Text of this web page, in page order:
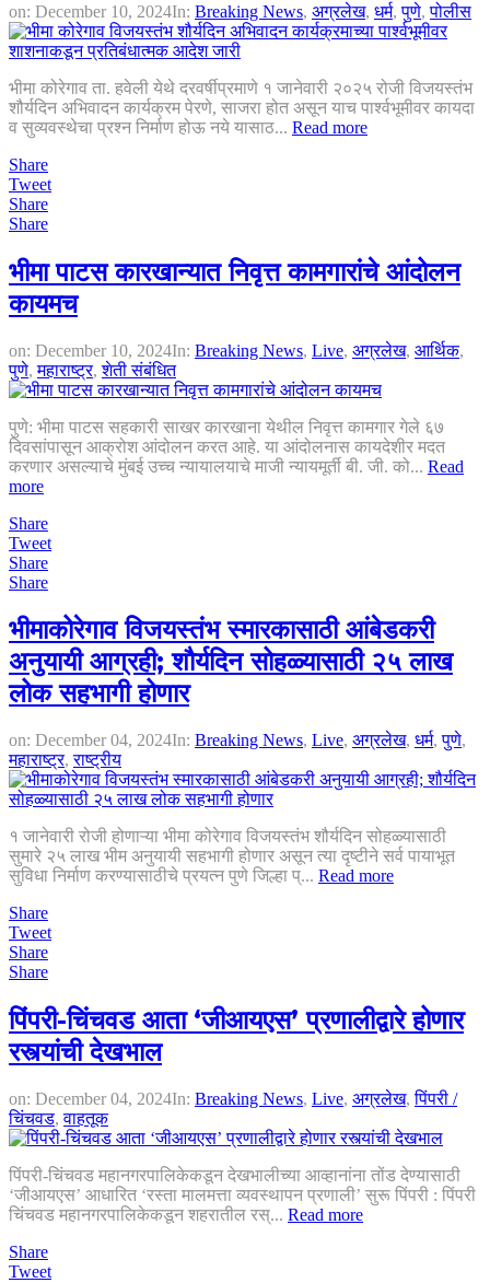
on: December 10, 2024In: Breaking News, अग्रलेख, धर्म,पुणे,पोलीस
भीमा कोरेगाव ता. हवेली येथे दरवर्षीप्रमाणे १ जानेवारी २०२५ रोजी विजयस्तंभ
शौर्यदिन अभिवादन कार्यक्रम पेरणे, साजरा होत असून याच पार्श्वभूमीवर कायदा
व सुव्यवस्थेचा प्रश्न निर्माण होऊ नये यासाठ... Read more
Share
Tweet
Share
Share
भीमा पाटस कारखान्यात निवृत्त कामगारांचे आंदोलन
कायमच
on: December 10, 2024In: Breaking News, Live, अग्रलेख, आर्थिक,
पुणे,महाराष्ट्र,शेती संबंधित
पुणे: भीमा पाटस सहकारी साखर कारखाना येथील निवृत्त कामगार गेले ६७
दिवसांपासून आक्रोश आंदोलन करत आहे. या आंदोलनास कायदेशीर मदत
करणार असल्याचे मुंबई उच्च न्यायालयाचे माजी न्यायमूर्ती बी. जी. को... Read
more
Share
Tweet
Share
Share
भीमाकोरेगाव विजयस्तंभ स्मारकासाठी आंबेडकरी
अनुयायी आग्रही; शौर्यदिन सोहळ्यासाठी २५ लाख
लोक सहभागी होणार
on: December 04, 2024In: Breaking News, Live, अग्रलेख, धर्म,पुणे,
महाराष्ट्र,राष्ट्रीय
१ जानेवारी रोजी होणाऱ्या भीमा कोरेगाव विजयस्तंभ शौर्यदिन सोहळ्यासाठी
सुमारे २५ लाख भीम अनुयायी सहभागी होणार असून त्या दृष्टीने सर्व पायाभूत
सुविधा निर्माण करण्यासाठीचे प्रयत्न पुणे जिल्हा प्... Read more
Share
Tweet
Share
Share
पिंपरी-चिंचवड आता ‘जीआयएस’ प्रणालीद्वारे होणार
रस्त्यांची देखभाल
on: December 04, 2024In: Breaking News, Live, अग्रलेख,पिंपरी /
चिंचवड,वाहतूक
पिंपरी-चिंचवड महानगरपालिकेकडून देखभालीच्या आव्हानांना तोंड देण्यासाठी
‘जीआयएस’ आधारित ‘रस्ता मालमत्ता व्यवस्थापन प्रणाली’ सुरू पिंपरी : पिंपरी
चिंचवड महानगरपालिकेकडून शहरातील रस्... Read more
Share
Tweet